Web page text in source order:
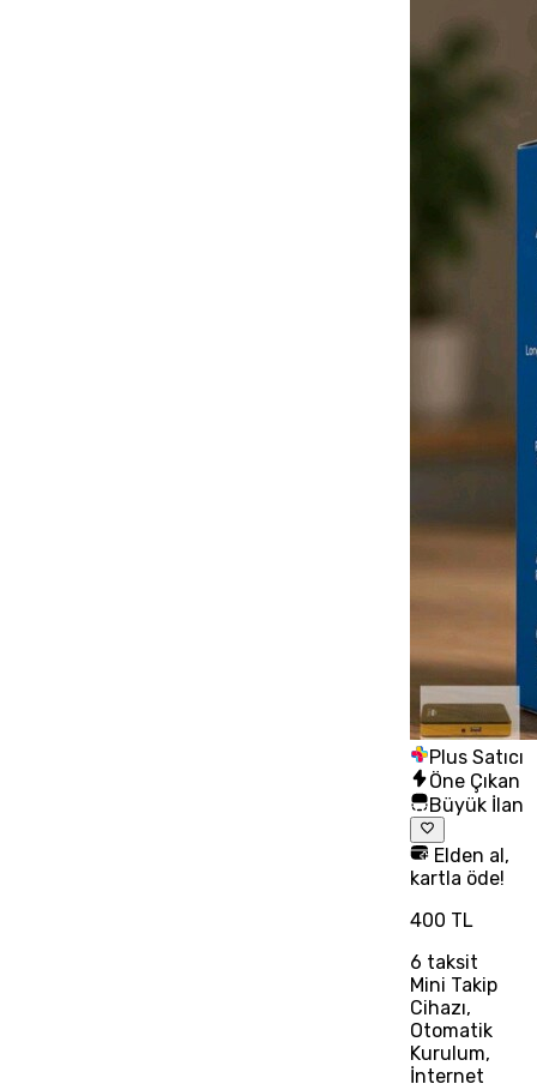
Plus Satıcı
Öne Çıkan
Büyük İlan
Elden al,
kartla öde!
400 TL
6 taksit
Mini Takip
Cihazı,
Otomatik
Kurulum,
İnternet